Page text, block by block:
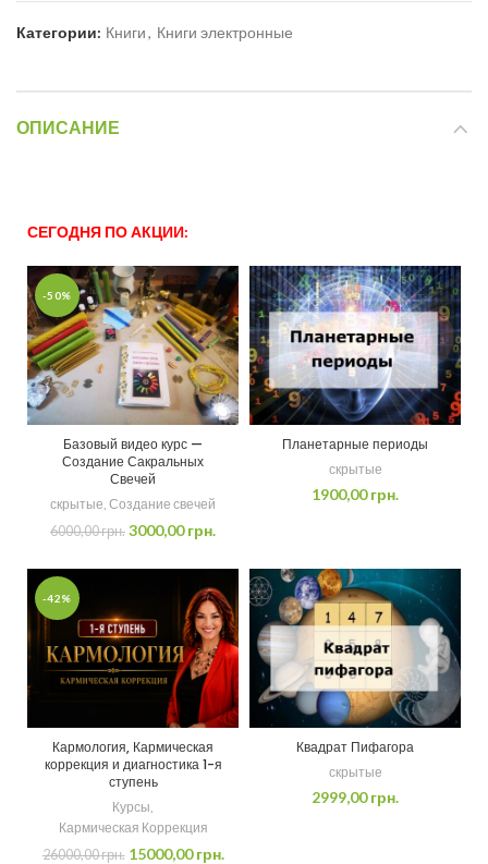
Категории: Книги, Книги электронные
ОПИСАНИЕ
СЕГОДНЯ ПО АКЦИИ:
-50%
Базовый видео курс —
Создание Сакральных
Свечей
скрытые Создание свечей
6000,00грн. 3000,00грн.
Планетарные периоды
скрытые
1900,00грн.
-42%
Кармология, Кармическая
коррекция и диагностика 1-я
ступень
Курсы
Кармическая Коррекция
26000,00грн. 15000,00грн.
Квадрат Пифагора
скрытые
2999,00грн.